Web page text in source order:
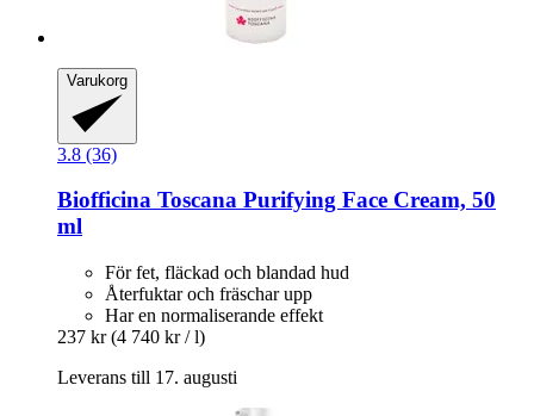
Varukorg
3.8 (36)
Biofficina Toscana Purifying Face Cream, 50
ml
För fet, fläckad och blandad hud
Återfuktar och fräschar upp
Har en normaliserande effekt
237 kr (4 740 kr / l)
Leverans till 17. augusti